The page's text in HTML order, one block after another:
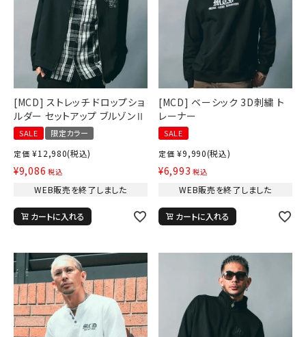
[MCD] ストレッチ ドロップショ
ルダー セットアップ ブルゾンⅡ
SALE
限定カラー
定価 ¥12,980(税込)
¥9,086 税込
WEB販売を終了しました
カートに入れる
[MCD] ベーシック 3D刺繍 ト
レーナー
SALE
定価 ¥9,990(税込)
¥6,993 税込
WEB販売を終了しました
カートに入れる